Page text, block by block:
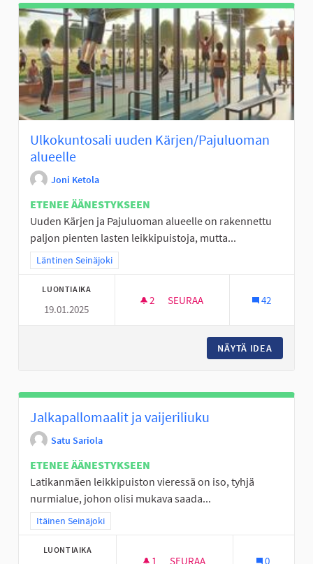
Ulkokuntosali uuden Kärjen/Pajuluoman
alueelle
Joni Ketola
ETENEE ÄÄNESTYKSEEN
Uuden Kärjen ja Pajuluoman alueelle on rakennettu
paljon pienten lasten leikkipuistoja, mutta...
Rajaa tulokset teeman mukaan: Läntinen Seinäjoki
Läntinen Seinäjoki
LUONTIAIKA
19.01.2025
2 2 SEURAAJAA
SEURAA 42
NÄYTÄ IDEA
Jalkapallomaalit ja vaijeriliuku
Satu Sariola
ETENEE ÄÄNESTYKSEEN
Latikanmäen leikkipuiston vieressä on iso, tyhjä
nurmialue, johon olisi mukava saada...
Rajaa tulokset teeman mukaan: Itäinen Seinäjoki
Itäinen Seinäjoki
LUONTIAIKA
1 1 SEURAAJA
SEURAA 0